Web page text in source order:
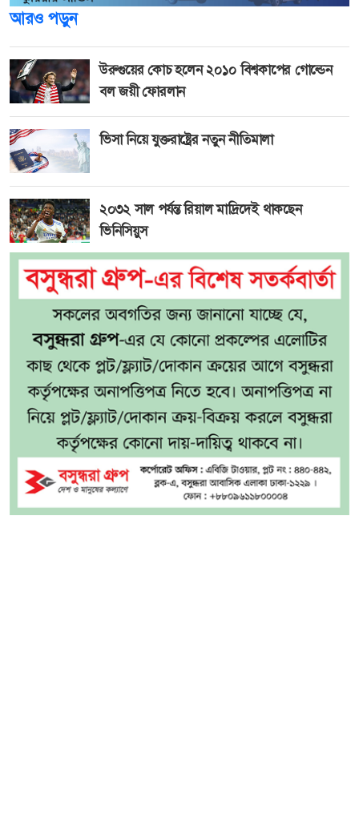
আরও পড়ুন
উরুগুয়ের কোচ হলেন ২০১০ বিশ্বকাপের গোল্ডেন
বল জয়ী ফোরলান
ভিসা নিয়ে যুক্তরাষ্ট্রের নতুন নীতিমালা
২০৩২ সাল পর্যন্ত রিয়াল মাদ্রিদেই থাকছেন
ভিনিসিয়ুস